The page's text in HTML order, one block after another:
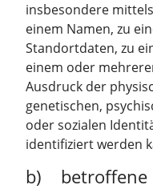
insbesondere
einem Namen, zu
Standortdaten, zu
einem oder
Ausdruck der
genetischen,
oder sozialen
identifiziert werden
b) betroffene